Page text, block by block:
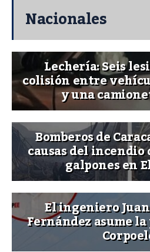
Nacionales
Lechería: Seis
colisión entre
y una
Bomberos de
causas del
galpones en
El ingeniero
Fernández asume